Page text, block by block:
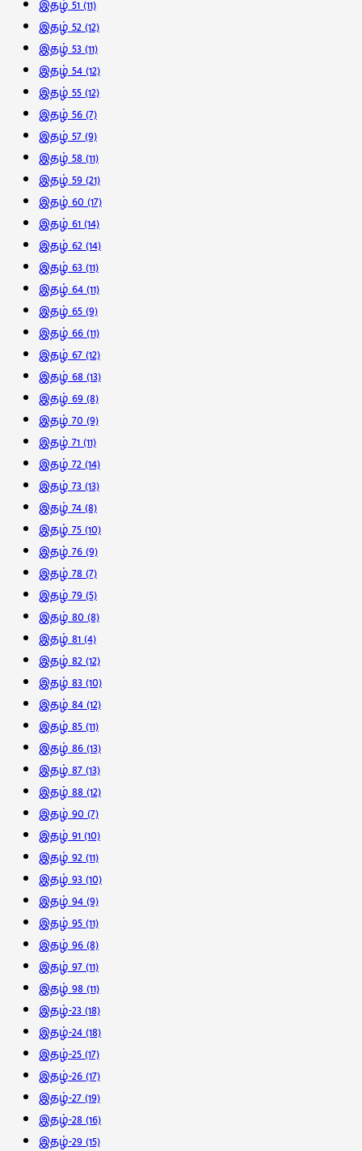
இதழ் 51(11)
இதழ் 52(12)
இதழ் 53(11)
இதழ் 54(12)
இதழ் 55(12)
இதழ் 56(7)
இதழ் 57(9)
இதழ் 58(11)
இதழ் 59(21)
இதழ் 60(17)
இதழ் 61(14)
இதழ் 62(14)
இதழ் 63(11)
இதழ் 64(11)
இதழ் 65(9)
இதழ் 66(11)
இதழ் 67(12)
இதழ் 68(13)
இதழ் 69(8)
இதழ் 70(9)
இதழ் 71(11)
இதழ் 72(14)
இதழ் 73(13)
இதழ் 74(8)
இதழ் 75(10)
இதழ் 76(9)
இதழ் 78(7)
இதழ் 79(5)
இதழ் 80(8)
இதழ் 81(4)
இதழ் 82(12)
இதழ் 83(10)
இதழ் 84(12)
இதழ் 85(11)
இதழ் 86(13)
இதழ் 87(13)
இதழ் 88(12)
இதழ் 90(7)
இதழ் 91(10)
இதழ் 92(11)
இதழ் 93(10)
இதழ் 94(9)
இதழ் 95(11)
இதழ் 96(8)
இதழ் 97(11)
இதழ் 98(11)
இதழ்-23(18)
இதழ்-24(18)
இதழ்-25(17)
இதழ்-26(17)
இதழ்-27(19)
இதழ்-28(16)
இதழ்-29(15)